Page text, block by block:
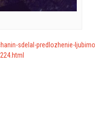
sdelal-predlozhenie-